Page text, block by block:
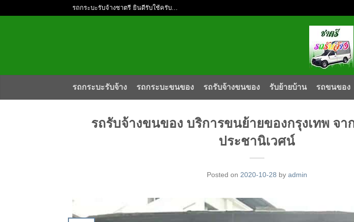
รถกระบะรับจ้างชาตรี ยินดีรับใช้ครับ...
รถกระบะรับจ้าง รถกระบะขนของ รถรับจ้างขนของ รับย้ายบ้าน รถขนของ
รถรับจ้างขนของ บริการขนย้ายของกรุงเทพ จา
ประชานิเวศน์
Posted on 2020-10-28 by admin